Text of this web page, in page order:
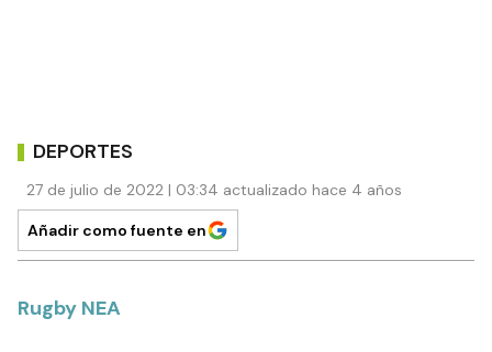
DEPORTES
27 de julio de 2022 | 03:34 actualizado hace 4 años
Añadir como fuente en
Rugby NEA